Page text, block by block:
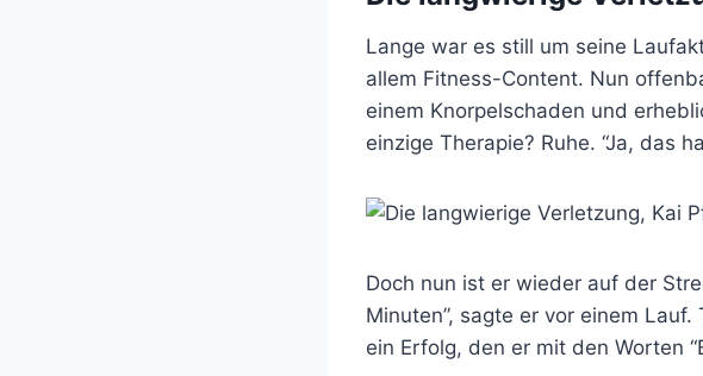
Lange war es still um seine
allem Fitness-Content. Nun
einem Knorpelschaden und
einzige Therapie? Ruhe. “Ja, das
Doch nun ist er wieder auf der
Minuten”, sagte er vor einem
ein Erfolg, den er mit den Worten